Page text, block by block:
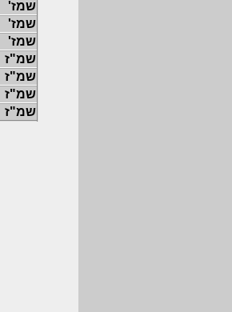
שמז'
שמז'
שמז'
שמ"ז
שמ"ז
שמ"ז
שמ"ז